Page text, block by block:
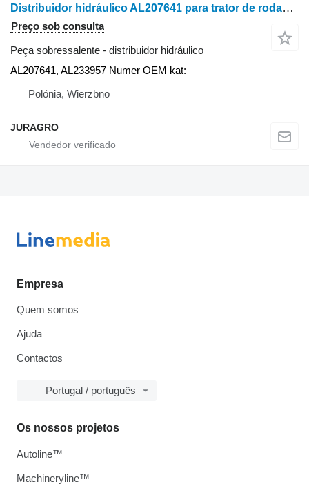
Distribuidor hidráulico AL207641 para trator de rodas John Deere 6120M
Preço sob consulta
Peça sobressalente - distribuidor hidráulico
AL207641, AL233957 Numer OEM kat:
Polónia, Wierzbno
JURAGRO
Empresa
Quem somos
Ajuda
Contactos
Portugal / português
Os nossos projetos
Autoline™
Machineryline™